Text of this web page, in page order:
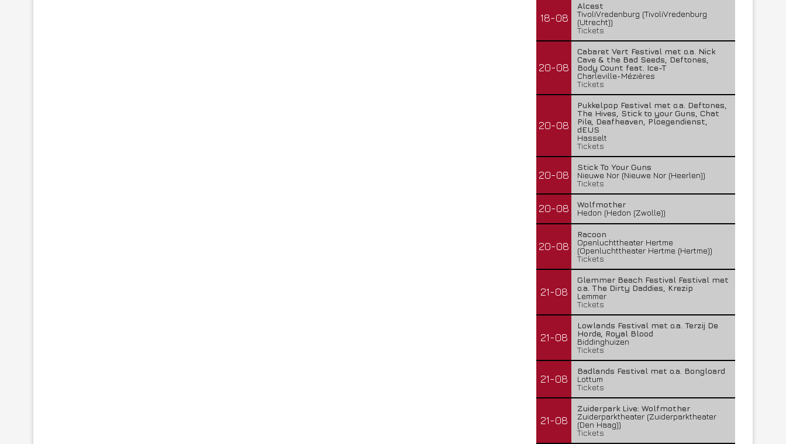
18-08
Alcest
TivoliVredenburg (TivoliVredenburg
(Utrecht))
Tickets
20-08
Cabaret Vert Festival met o.a. Nick
Cave & the Bad Seeds, Deftones,
Body Count feat. Ice-T
Charleville-Mézières
Tickets
20-08
Pukkelpop Festival met o.a. Deftones,
The Hives, Stick to your Guns, Chat
Pile, Deafheaven, Ploegendienst,
dEUS
Hasselt
Tickets
20-08
Stick To Your Guns
Nieuwe Nor (Nieuwe Nor (Heerlen))
Tickets
20-08
Wolfmother
Hedon (Hedon (Zwolle))
20-08
Racoon
Openluchttheater Hertme
(Openluchttheater Hertme (Hertme))
Tickets
21-08
Glemmer Beach Festival Festival met
o.a. The Dirty Daddies, Krezip
Lemmer
Tickets
21-08
Lowlands Festival met o.a. Terzij De
Horde, Royal Blood
Biddinghuizen
Tickets
21-08
Badlands Festival met o.a. Bongloard
Lottum
Tickets
21-08
Zuiderpark Live: Wolfmother
Zuiderparktheater (Zuiderparktheater
(Den Haag))
Tickets